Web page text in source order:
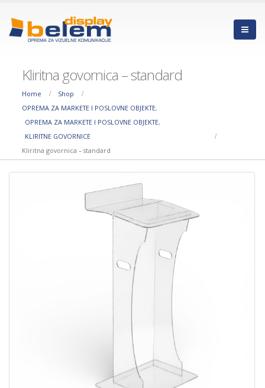
Kliritna govornica – standard
Home
Shop
OPREMA ZA MARKETE I POSLOVNE OBJEKTE,
OPREMA ZA MARKETE I POSLOVNE OBJEKTE,
KLIRITNE GOVORNICE
Kliritna govornica – standard